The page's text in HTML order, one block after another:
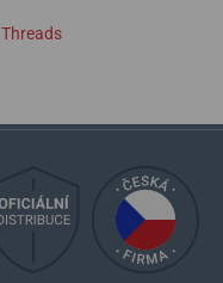
Threads